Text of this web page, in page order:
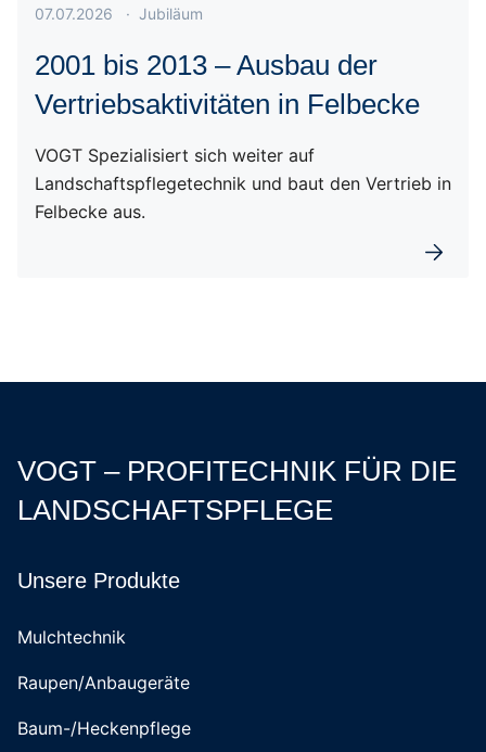
Veröffentlicht am 07.07.2026
07.07.2026 · Jubiläum
2001 bis 2013 – Ausbau der
Vertriebsaktivitäten in Felbecke
VOGT Spezialisiert sich weiter auf
Landschaftspflegetechnik und baut den Vertrieb in
Felbecke aus.
VOGT – PROFITECHNIK FÜR DIE
LANDSCHAFTSPFLEGE
Unsere Produkte
Mulchtechnik
Raupen/Anbaugeräte
Baum-/Heckenpflege